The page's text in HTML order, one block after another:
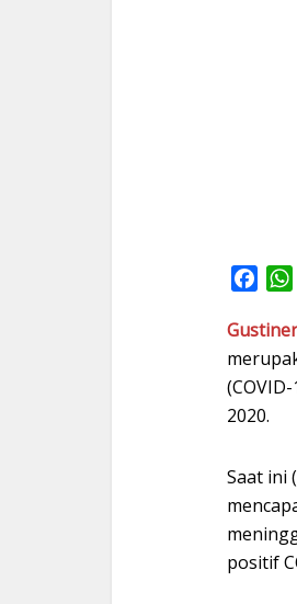
2020.
Saat ini
positif